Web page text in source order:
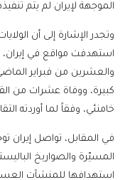
الموجهة لإيران لم يتم
وتجدر الإشارة إلى أن
استهدفت مواقع في
والعشرين من فبراير
كبيرة، ووفاة عشرات من
خامنئي، وفقاً لما أوردته
في المقابل، تواصل إيران
المسيّرة والصواريخ
استهدافها للمنشآت